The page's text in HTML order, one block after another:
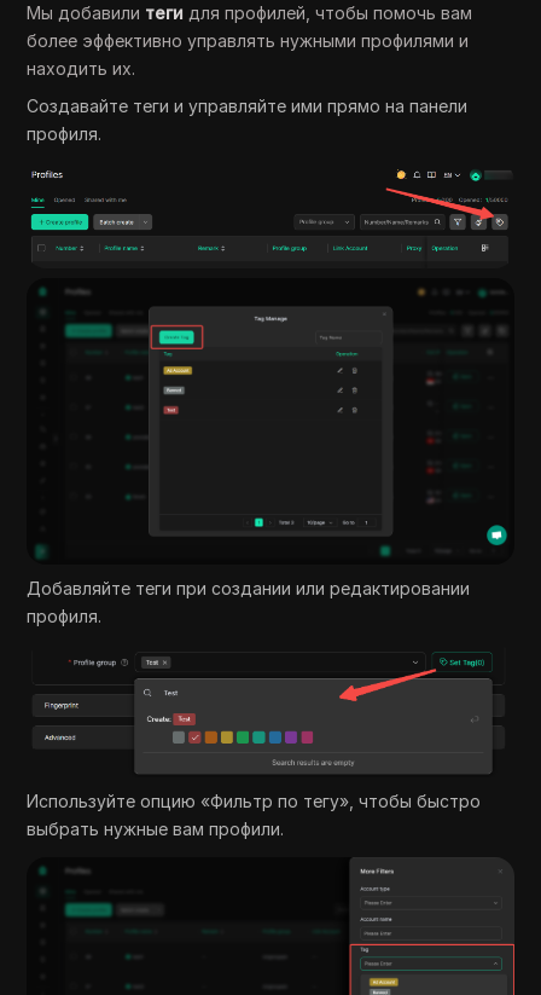
Мы добавили теги для профилей, чтобы помочь вам
более эффективно управлять нужными профилями и
находить их.
Создавайте теги и управляйте ими прямо на панели
профиля.
Добавляйте теги при создании или редактировании
профиля.
Используйте опцию «Фильтр по тегу», чтобы быстро
выбрать нужные вам профили.